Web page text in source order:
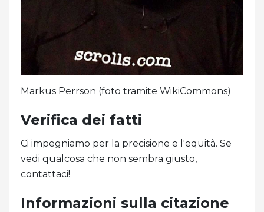
Markus Perrson (foto tramite WikiCommons)
Verifica dei fatti
Ci impegniamo per la precisione e l'equità. Se
vedi qualcosa che non sembra giusto,
contattaci!
Informazioni sulla citazione